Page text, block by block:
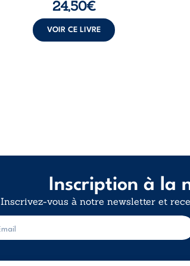
24,50€
VOIR CE LIVRE
Inscription à la
Inscrivez-vous à notre newsletter et
m